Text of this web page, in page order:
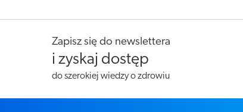
Zapisz się do newslettera
i zyskaj dostęp
do szerokiej wiedzy o zdrowiu